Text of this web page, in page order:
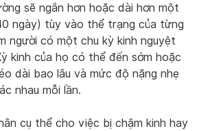
sẽ ngắn hơn hoặc dài hơn một
ngày) tùy vào thể trạng của từng
người có một chu kỳ kinh nguyệt
kinh của họ có thể đến sớm hoặc
dài bao lâu và mức độ nặng nhẹ
nhau mỗi lần.
cụ thể cho việc bị chậm kinh hay